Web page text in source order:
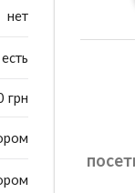
нет
есть
грн